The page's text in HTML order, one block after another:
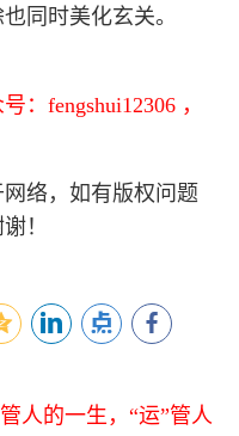
同时美化玄关。
：fengshui12306 ，
络，如有版权问题
！
人的一生，“运”管人